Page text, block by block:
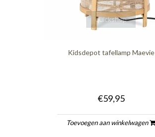
quickshop
Kidsdepot tafellamp Maevie
€59,95
Toevoegen aan winkelwagen